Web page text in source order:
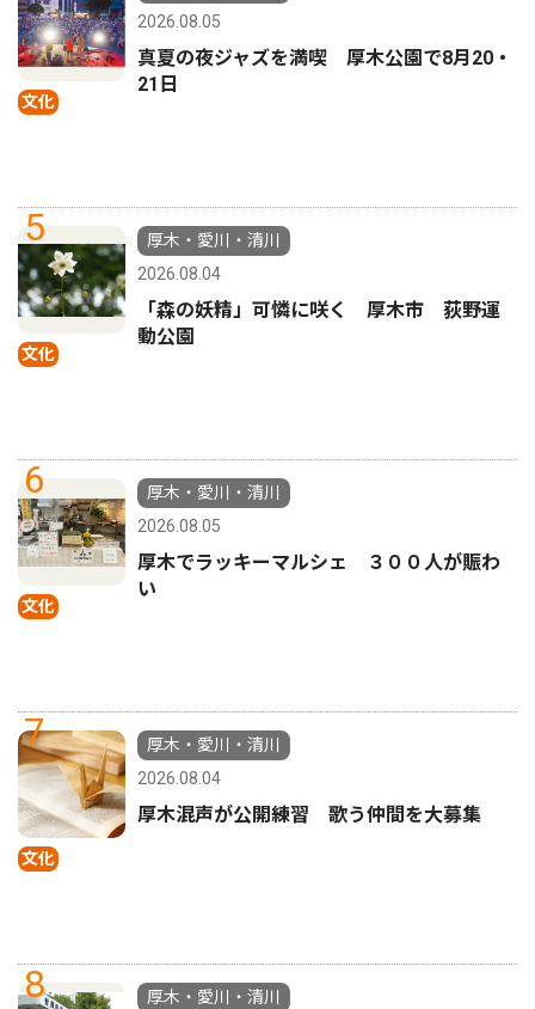
文化
2026.08.05
真夏の夜ジャズを満喫 厚木公園で8月20・
21日
5
文化
厚木・愛川・清川
2026.08.04
「森の妖精」可憐に咲く 厚木市 荻野運
動公園
6
文化
厚木・愛川・清川
2026.08.05
厚木でラッキーマルシェ ３００人が賑わ
い
7
文化
厚木・愛川・清川
2026.08.04
厚木混声が公開練習 歌う仲間を大募集
8
厚木・愛川・清川